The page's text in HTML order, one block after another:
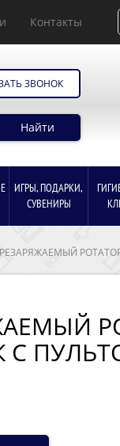
Контакты
ЗВОНОК
Найти
ИГРЫ, ПОДАРКИ,
СУВЕНИРЫ
С